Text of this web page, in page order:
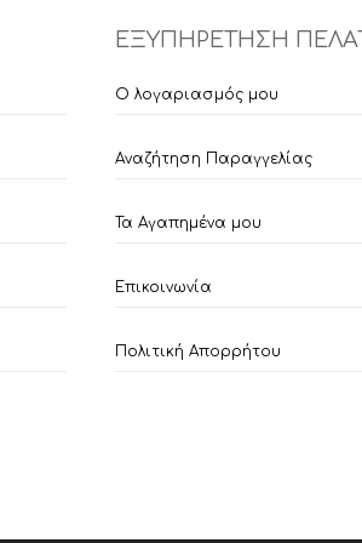
ΕΞΥΠΗΡΕΤΗΣΗ
Ο λογαριασμός μου
Αναζήτηση Παραγγελίας
Τα Αγαπημένα μου
Επικοινωνία
Πολιτική Απορρήτου